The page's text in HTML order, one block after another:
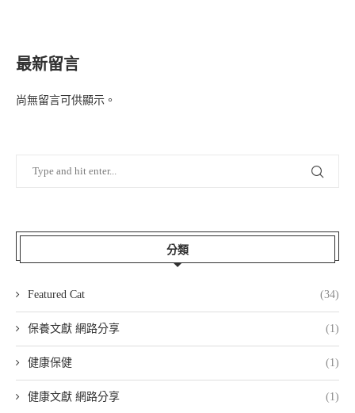
最新留言
尚無留言可供顯示。
分類
Featured Cat (34)
保養文獻 網路分享 (1)
健康保健 (1)
健康文獻 網路分享 (1)